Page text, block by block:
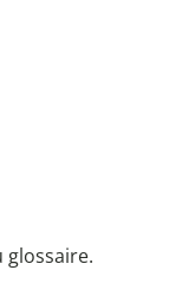
glossaire.